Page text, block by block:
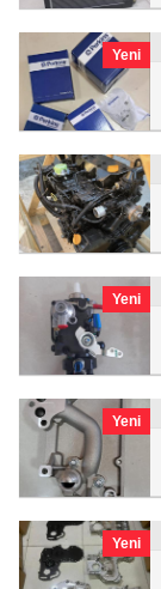
Yeni
Yeni
Yeni
Yeni